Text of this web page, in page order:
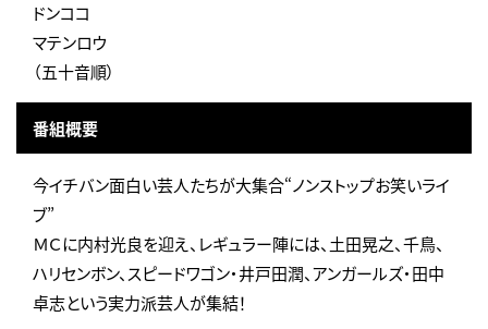
ドンココ
マテンロウ
（五十音順）
番組概要
今イチバン面白い芸人たちが大集合“ノンストップお笑いライ
ブ”
ＭＣに内村光良を迎え、レギュラー陣には、土田晃之、千鳥、
ハリセンボン、スピードワゴン・井戸田潤、アンガールズ・田中
卓志という実力派芸人が集結！